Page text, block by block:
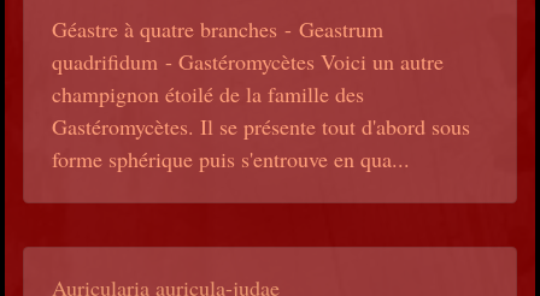
Géastre à quatre branches - Geastrum
quadrifidum - Gastéromycètes Voici un autre
champignon étoilé de la famille des
Gastéromycètes. Il se présente tout d'abord sous
forme sphérique puis s'entrouve en qua...
Auricularia auricula-judae